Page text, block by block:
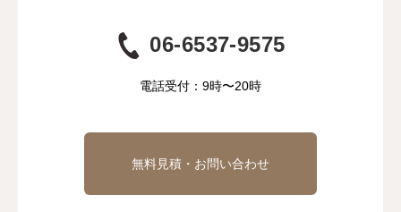
06-6537-9575
電話受付：9時〜20時
無料見積・お問い合わせ